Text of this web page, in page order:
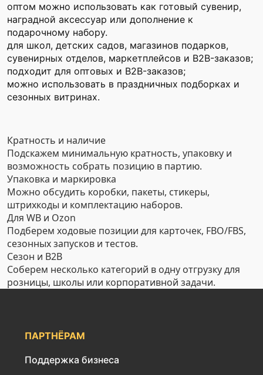
оптом можно использовать как готовый сувенир,
наградной аксессуар или дополнение к
подарочному набору.
для школ, детских садов, магазинов подарков,
сувенирных отделов, маркетплейсов и B2B-заказов;
подходит для оптовых и B2B-заказов;
можно использовать в праздничных подборках и
сезонных витринах.
Кратность и наличие
Подскажем минимальную кратность, упаковку и
возможность собрать позицию в партию.
Упаковка и маркировка
Можно обсудить коробки, пакеты, стикеры,
штрихкоды и комплектацию наборов.
Для WB и Ozon
Подберем ходовые позиции для карточек, FBO/FBS,
сезонных запусков и тестов.
Сезон и B2B
Соберем несколько категорий в одну отгрузку для
розницы, школы или корпоративной задачи.
ПАРТНЁРАМ
Поддержка бизнеса